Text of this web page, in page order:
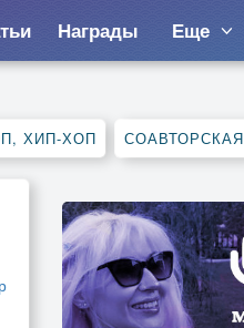
Награды Еще
ХИП-ХОП СОАВТОРСКАЯ